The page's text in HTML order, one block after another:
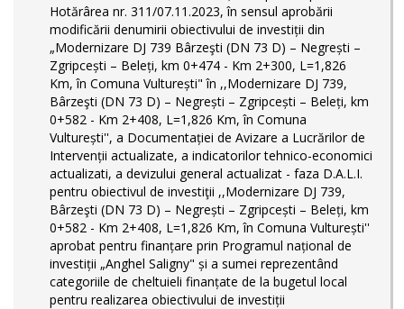
Hotărârea nr. 311/07.11.2023, în sensul aprobării
modificării denumirii obiectivului de investiții din
„Modernizare DJ 739 Bârzeşti (DN 73 D) – Negrești –
Zgripcești – Beleți, km 0+474 - Km 2+300, L=1,826
Km, în Comuna Vulturești" în ,,Modernizare DJ 739,
Bârzeşti (DN 73 D) – Negrești – Zgripcești – Beleți, km
0+582 - Km 2+408, L=1,826 Km, în Comuna
Vulturești'', a Documentației de Avizare a Lucrărilor de
Intervenții actualizate, a indicatorilor tehnico-economici
actualizati, a devizului general actualizat - faza D.A.L.I.
pentru obiectivul de investiţii ,,Modernizare DJ 739,
Bârzeşti (DN 73 D) – Negrești – Zgripcești – Beleți, km
0+582 - Km 2+408, L=1,826 Km, în Comuna Vulturești''
aprobat pentru finanțare prin Programul național de
investiții „Anghel Saligny" și a sumei reprezentând
categoriile de cheltuieli finanțate de la bugetul local
pentru realizarea obiectivului de investiții